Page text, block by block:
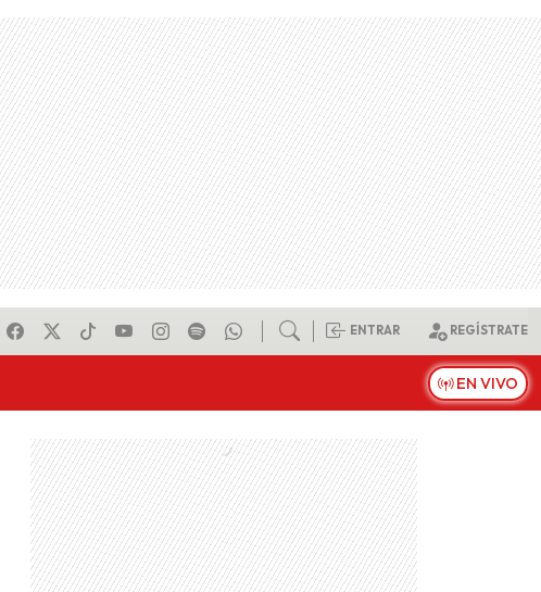
ENTRAR REGÍSTRATE
EN VIVO